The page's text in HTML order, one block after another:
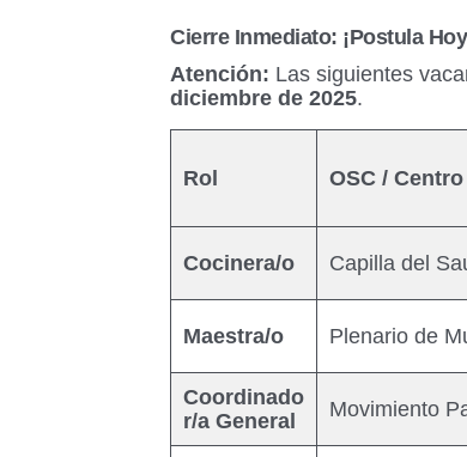
Cierre Inmediato: ¡Postula
Atención: Las siguientes
diciembre de 2025.
Rol OSC / Centro
Cocinera/o Capilla del
Maestra/o Plenario de
Coordinado
r/a General
Movimiento